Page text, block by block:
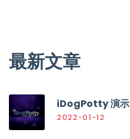
最新文章
iDogPotty 演示
2022-01-12